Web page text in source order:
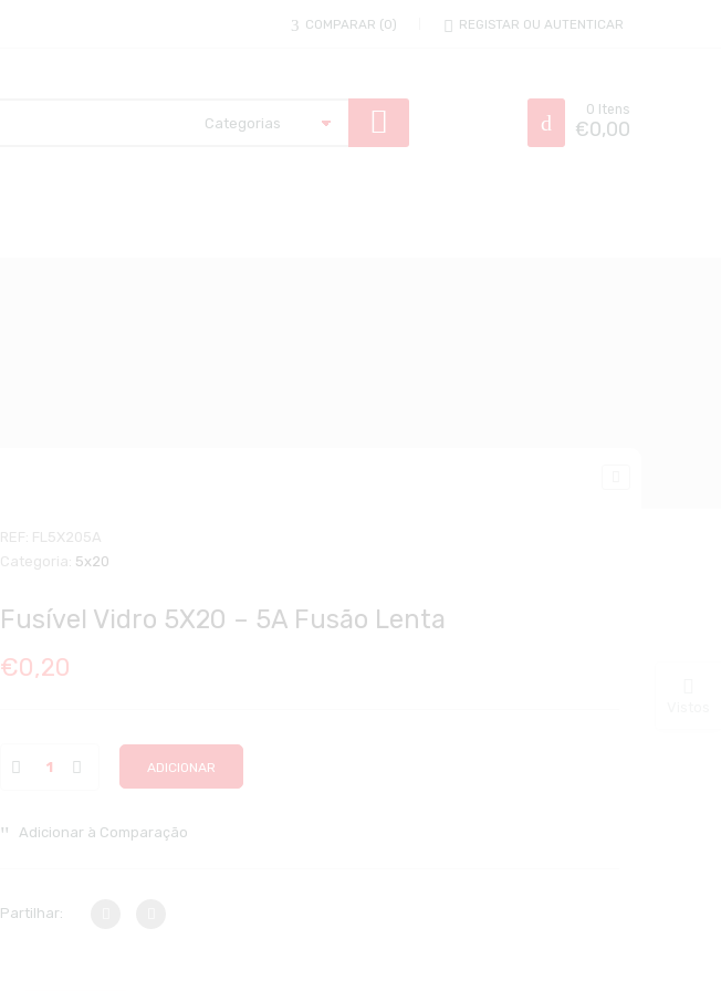
COMPARAR 0 REGISTAR OU AUTENTICAR
0 Itens
€0,00
REF: FL5X205A
Categoria: 5x20
Fusível Vidro 5X20 – 5A Fusão Lenta
€0,20
ADICIONAR
Adicionar à Comparação
Partilhar: